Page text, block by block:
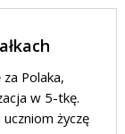
za Polaka,
w 5-tkę.
życzę